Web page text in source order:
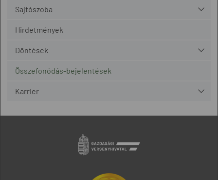
Sajtószoba
Hirdetmények
Döntések
Összefonódás-bejelentések
Karrier